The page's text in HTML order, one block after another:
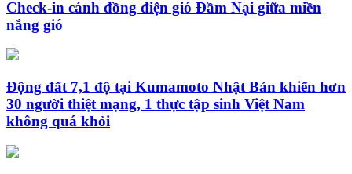
Check-in cánh đồng điện gió Đầm Nại giữa miền
nắng gió
Động đất 7,1 độ tại Kumamoto Nhật Bản khiến hơn
30 người thiệt mạng, 1 thực tập sinh Việt Nam
không quá khỏi